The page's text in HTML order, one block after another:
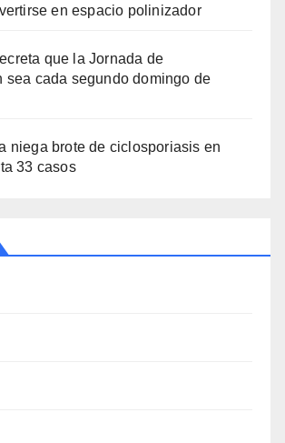
en espacio polinizador
que la Jornada de
sea cada segundo domingo de
niega brote de ciclosporiasis en
33 casos